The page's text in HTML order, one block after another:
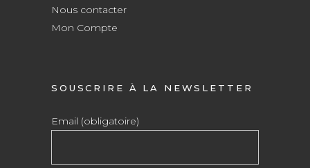
Nous contacter
Mon Compte
SOUSCRIRE À LA NEWSLETTER
Email (obligatoire)